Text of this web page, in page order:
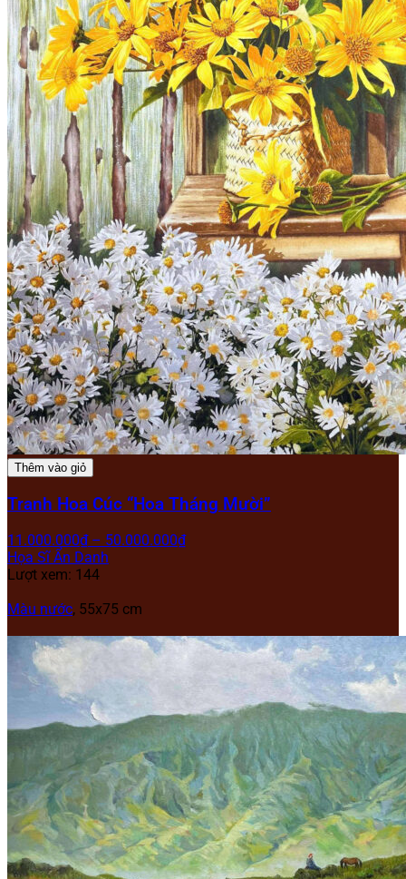
Thêm vào giỏ
Tranh Hoa Cúc “Hoa Tháng Mười”
11.000.000₫ – 50.000.000₫
Họa Sĩ Ẩn Danh
Lượt xem: 144
Màu nước, 55x75 cm